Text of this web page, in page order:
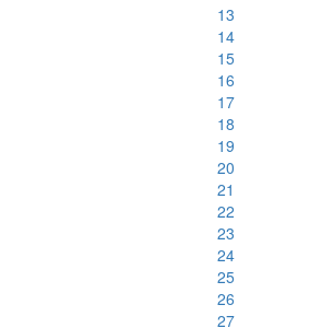
13
14
15
16
17
18
19
20
21
22
23
24
25
26
27